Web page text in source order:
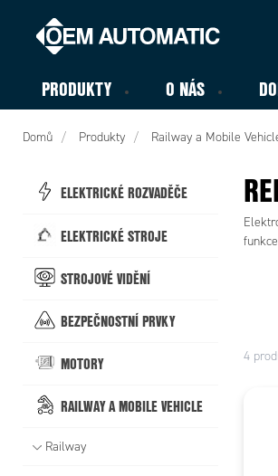
PRODUKTY O NÁS
Domů Produkty Railway a Mobile
ELEKTRICKÉ ROZVADĚČE
ELEKTRICKÉ STROJE
STROJOVÉ VIDĚNÍ
BEZPEČNOSTNÍ PRVKY
MOTORY
RAILWAY A MOBILE VEHICLE
Railway
4